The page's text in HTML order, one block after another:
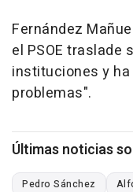
Fernández
el PSOE traslade
instituciones y
problemas".
Últimas noticias
Pedro Sánchez